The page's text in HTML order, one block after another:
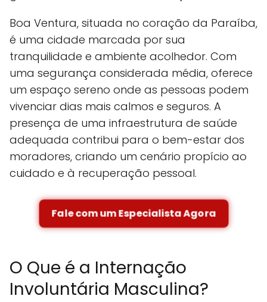
Boa Ventura, situada no coração da Paraíba,
é uma cidade marcada por sua
tranquilidade e ambiente acolhedor. Com
uma segurança considerada média, oferece
um espaço sereno onde as pessoas podem
vivenciar dias mais calmos e seguros. A
presença de uma infraestrutura de saúde
adequada contribui para o bem-estar dos
moradores, criando um cenário propício ao
cuidado e à recuperação pessoal.
Fale com um Especialista Agora
O Que é a Internação
Involuntária Masculina?